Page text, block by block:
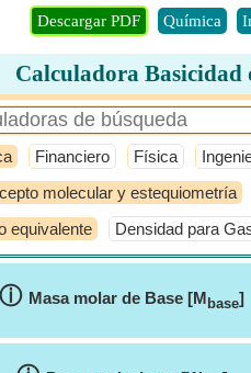
Descargar PDF Química
Calculadora Basicidad
Financiero Física
molecular y estequiometría
equivalente Densidad para
ⓘ Masa molar de Base [M base]